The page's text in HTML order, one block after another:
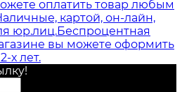
оплатить товар любым
картой, он-лайн,
юр.лиц.Беспроцентная
вы можете оформить
х лет.